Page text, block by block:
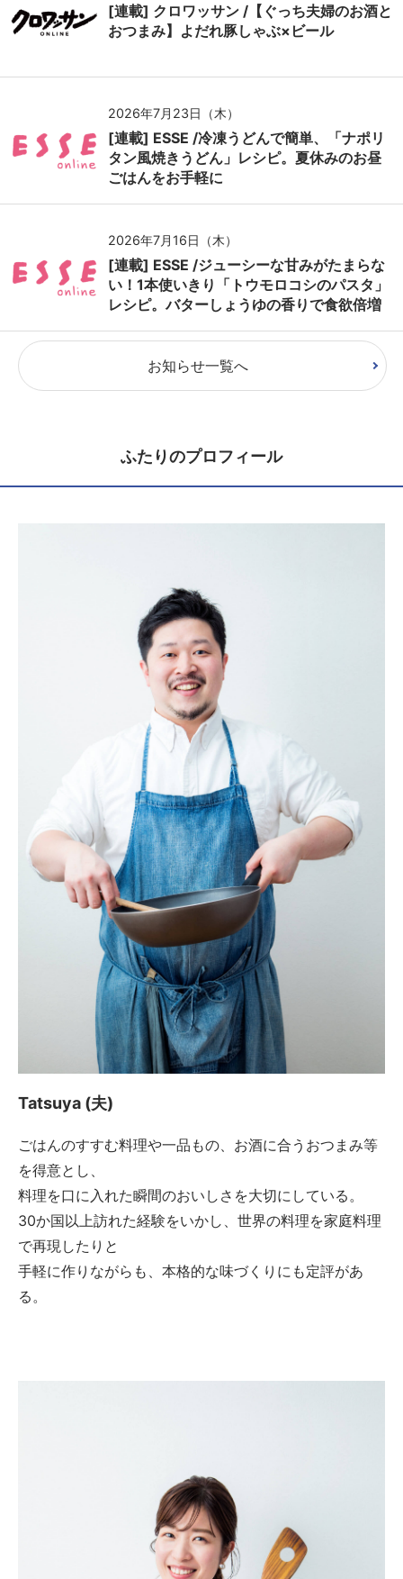
[連載] クロワッサン /【ぐっち夫婦のお酒と
おつまみ】よだれ豚しゃぶ×ビール
2026年7月23日（木）
[連載] ESSE /冷凍うどんで簡単、「ナポリ
タン風焼きうどん」レシピ。夏休みのお昼
ごはんをお手軽に
2026年7月16日（木）
[連載] ESSE /ジューシーな甘みがたまらな
い！1本使いきり「トウモロコシのパスタ」
レシピ。バターしょうゆの香りで食欲倍増
お知らせ一覧へ
ふたりのプロフィール
Tatsuya (夫)
ごはんのすすむ料理や一品もの、お酒に合うおつまみ等
を得意とし、
料理を口に入れた瞬間のおいしさを大切にしている。
30か国以上訪れた経験をいかし、世界の料理を家庭料理
で再現したりと
手軽に作りながらも、本格的な味づくりにも定評があ
る。